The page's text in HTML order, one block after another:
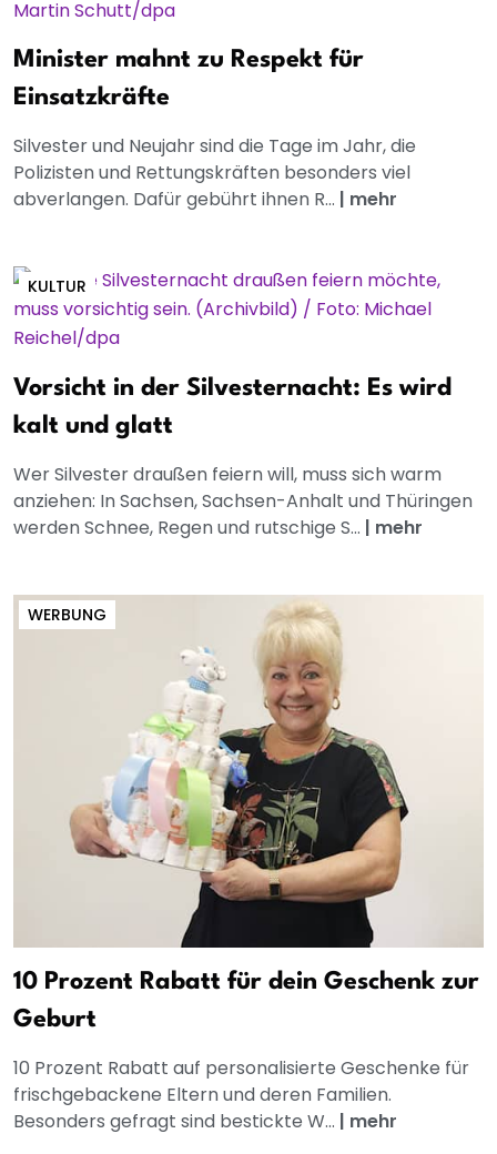
Minister mahnt zu Respekt für
Einsatzkräfte
Silvester und Neujahr sind die Tage im Jahr, die
Polizisten und Rettungskräften besonders viel
abverlangen. Dafür gebührt ihnen R... | mehr
KULTUR
Vorsicht in der Silvesternacht: Es wird
kalt und glatt
Wer Silvester draußen feiern will, muss sich warm
anziehen: In Sachsen, Sachsen-Anhalt und Thüringen
werden Schnee, Regen und rutschige S... | mehr
WERBUNG
10 Prozent Rabatt für dein Geschenk zur
Geburt
10 Prozent Rabatt auf personalisierte Geschenke für
frischgebackene Eltern und deren Familien.
Besonders gefragt sind bestickte W... | mehr